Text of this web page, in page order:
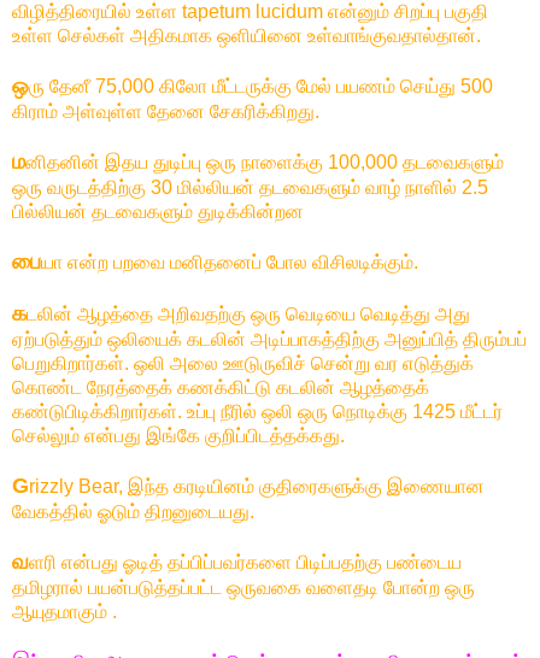
விழித்திரையில் உள்ள tapetum lucidum என்னும் சிறப்பு பகுதி
உள்ள செல்கள் அதிகமாக ஒளியினை உள்வாங்குவதால்தான்.
ஒரு தேனீ 75,000 கிலோ மீட்டருக்கு மேல் பயணம் செய்து 500
கிராம் அள்வுள்ள தேனை சேகரிக்கிறது.
மனிதனின் இதய துடிப்பு ஒரு நாளைக்கு 100,000 தடவைகளும்
ஒரு வருடத்திற்கு 30 மில்லியன் தடவைகளும் வாழ் நாளில் 2.5
பில்லியன் தடவைகளும் துடிக்கின்றன
பையா என்ற பறவை மனிதனைப் போல விசிலடிக்கும்.
கடலின் ஆழத்தை அறிவதற்கு ஒரு வெடியை வெடித்து அது
ஏற்படுத்தும் ஒலியைக் கடலின் அடிப்பாகத்திற்கு அனுப்பித் திரும்பப்
பெறுகிறார்கள். ஒலி அலை ஊடுருவிச் சென்று வர எடுத்துக்
கொண்ட நேரத்தைக் கணக்கிட்டு கடலின் ஆழத்தைக்
கண்டுபிடிக்கிறார்கள். உப்பு நீரில் ஒலி ஒரு நொடிக்கு 1425 மீட்டர்
செல்லும் என்பது இங்கே குறிப்பிடத்தக்கது.
Grizzly Bear, இந்த கரடியினம் குதிரைகளுக்கு இணையான
வேகத்தில் ஓடும் திறனுடையது.
வளரி என்பது ஓடித் தப்பிப்பவர்களை பிடிப்பதற்கு பண்டைய
தமிழரால் பயன்படுத்தப்பட்ட ஒருவகை வளைதடி போன்ற ஒரு
ஆயுதமாகும் .